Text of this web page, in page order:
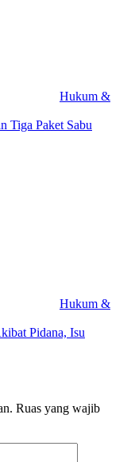
Hukum &
Tiga Paket Sabu
Hukum &
Pidana, Isu
Ruas yang wajib